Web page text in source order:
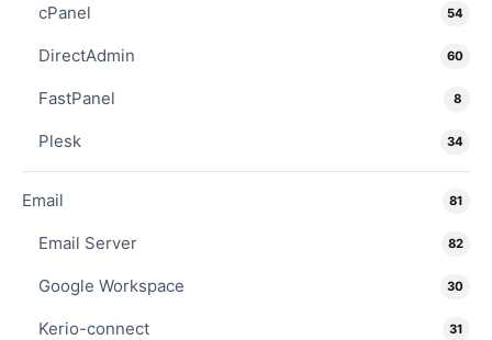
cPanel 54
DirectAdmin 60
FastPanel 8
Plesk 34
Email 81
Email Server 82
Google Workspace 30
Kerio-connect 31